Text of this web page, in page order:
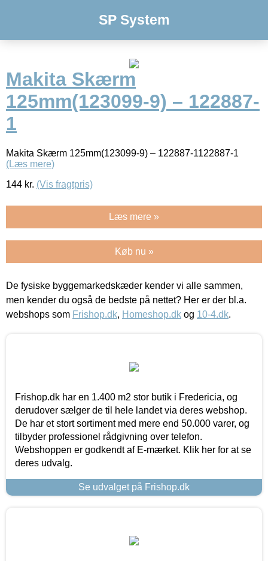
SP System
Makita Skærm
125mm(123099-9) – 122887-
1
Makita Skærm 125mm(123099-9) – 122887-1122887-1
(Læs mere)
144 kr. (Vis fragtpris)
Læs mere »
Køb nu »
De fysiske byggemarkedskæder kender vi alle sammen,
men kender du også de bedste på nettet? Her er der bl.a.
webshops som Frishop.dk, Homeshop.dk og 10-4.dk.
Frishop.dk har en 1.400 m2 stor butik i Fredericia, og
derudover sælger de til hele landet via deres webshop.
De har et stort sortiment med mere end 50.000 varer, og
tilbyder professionel rådgivning over telefon.
Webshoppen er godkendt af E-mærket. Klik her for at se
deres udvalg.
Se udvalget på Frishop.dk